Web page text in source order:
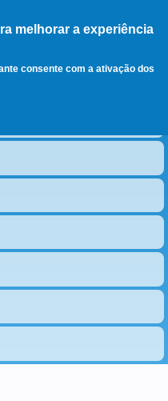
melhorar a experiência
consente com a ativação dos
, ir para a
página principal
diferente